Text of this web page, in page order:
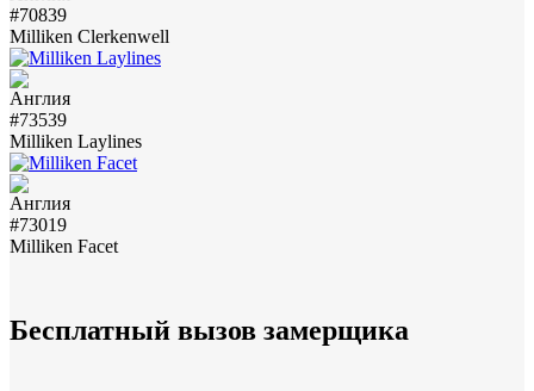
#70839
Milliken Clerkenwell
#73539
Milliken Laylines
#73019
Milliken Facet
Бесплатный вызов замерщика